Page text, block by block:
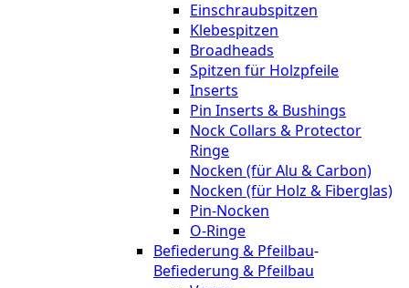
Einschraubspitzen
Klebespitzen
Broadheads
Spitzen für Holzpfeile
Inserts
Pin Inserts & Bushings
Nock Collars & Protector
Ringe
Nocken (für Alu & Carbon)
Nocken (für Holz & Fiberglas)
Pin-Nocken
O-Ringe
Befiederung & Pfeilbau-
Befiederung & Pfeilbau